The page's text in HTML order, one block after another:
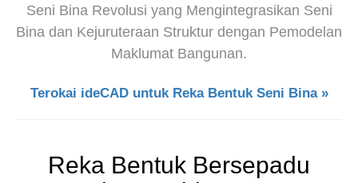
Seni Bina Revolusi yang Mengintegrasikan Seni
Bina dan Kejuruteraan Struktur dengan Pemodelan
Maklumat Bangunan.
Terokai ideCAD untuk Reka Bentuk Seni Bina »
Reka Bentuk Bersepadu